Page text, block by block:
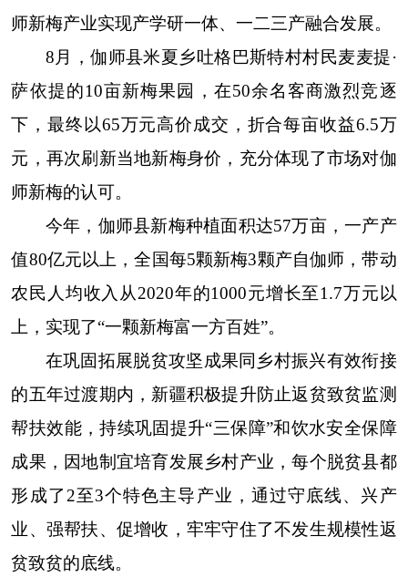
师新梅产业实现产学研一体、一二三产融合发展。
8月，伽师县米夏乡吐格巴斯特村村民麦麦提·
萨依提的10亩新梅果园，在50余名客商激烈竞逐
下，最终以65万元高价成交，折合每亩收益6.5万
元，再次刷新当地新梅身价，充分体现了市场对伽
师新梅的认可。
今年，伽师县新梅种植面积达57万亩，一产产
值80亿元以上，全国每5颗新梅3颗产自伽师，带动
农民人均收入从2020年的1000元增长至1.7万元以
上，实现了“一颗新梅富一方百姓”。
在巩固拓展脱贫攻坚成果同乡村振兴有效衔接
的五年过渡期内，新疆积极提升防止返贫致贫监测
帮扶效能，持续巩固提升“三保障”和饮水安全保障
成果，因地制宜培育发展乡村产业，每个脱贫县都
形成了2至3个特色主导产业，通过守底线、兴产
业、强帮扶、促增收，牢牢守住了不发生规模性返
贫致贫的底线。